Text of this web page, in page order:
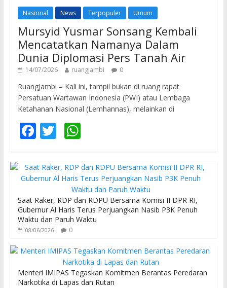
Nasional News Terpopuler Umum
Mursyid Yusmar Sonsang Kembali
Mencatatkan Namanya Dalam
Dunia Diplomasi Pers Tanah Air
14/07/2026 ruangjambi 0
RuangJambi – Kali ini, tampil bukan di ruang rapat
Persatuan Wartawan Indonesia (PWI) atau Lembaga
Ketahanan Nasional (Lemhannas), melainkan di
F
e
b
o
o
k
T
itt
er
W
at
s
A
p
p
Saat Raker, RDP dan RDPU Bersama Komisi II DPR RI,
Gubernur Al Haris Terus Perjuangkan Nasib P3K Penuh
Waktu dan Paruh Waktu
08/06/2026 0
Menteri IMIPAS Tegaskan Komitmen Berantas Peredaran
Narkotika di Lapas dan Rutan